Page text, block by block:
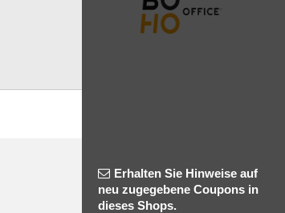
Erhalten Sie Hinweise auf
neu zugegebene Coupons in
dieses Shops.